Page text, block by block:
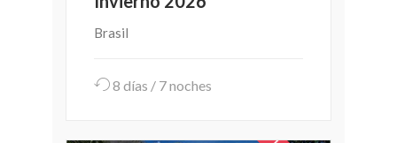
Brasil
8 días / 7 noches